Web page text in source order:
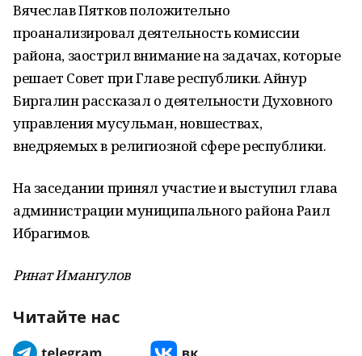
Вячеслав Пятков положительно
проанализировал деятельность комиссии
района, заострил внимание на задачах, которые
решает Совет при Главе республики. Айнур
Биргалин рассказал о деятельности Духовного
управления мусульман, новшествах,
внедряемых в религиозной сфере республики.
На заседании принял участие и выступил глава
администрации муниципального района Раил
Ибрагимов.
Ринат Имангулов
Читайте нас